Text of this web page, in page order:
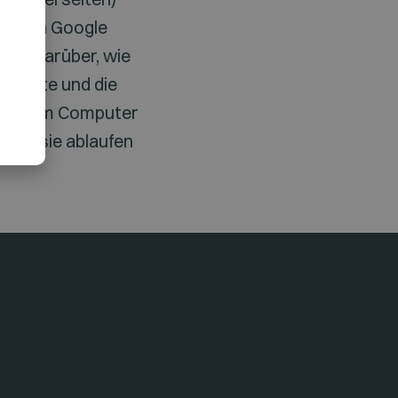
von Google
darüber, wie
und die
dem Computer
bis sie ablaufen